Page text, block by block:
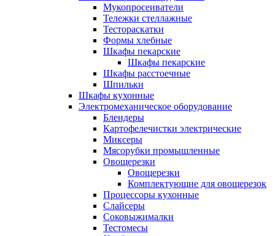
Мукопросеиватели
Тележки стеллажные
Тестораскатки
Формы хлебные
Шкафы пекарские
Шкафы пекарские
Шкафы расстоечные
Шпильки
Шкафы кухонные
Электромеханическое оборудование
Блендеры
Картофелечистки электрические
Миксеры
Мясорубки промышленные
Овощерезки
Овощерезки
Комплектующие для овощерезок
Процессоры кухонные
Слайсеры
Соковыжималки
Тестомесы